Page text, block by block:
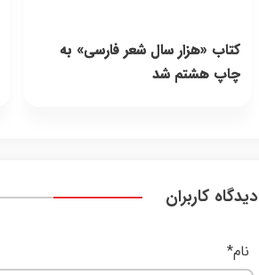
کتاب «هزار سال شعر فارسی» به
چاپ هشتم شد
دیدگاه کاربران
نام*